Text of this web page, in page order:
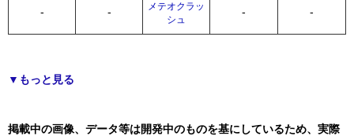
- -
メテオクラッ
シュ
- -
▼もっと見る
掲載中の画像、データ等は開発中のものを基にしているため、実際